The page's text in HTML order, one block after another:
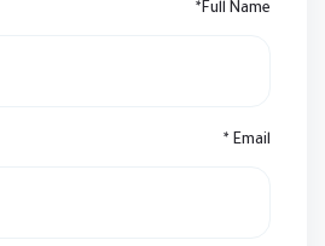
Full Name
*
Email
*